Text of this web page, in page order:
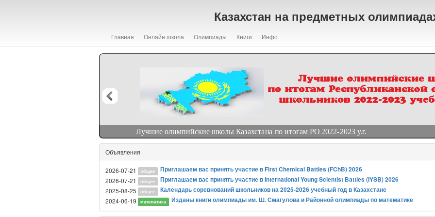
Казахстан на предметных
Главная Онлайн школа Олимпиады Книги Инфо
Лучшие олимпийские школы Казахстана по итогам РО 2022-2023 у.г.
Объявления
2026-07-21 общее Приглашаем вас принять участие в First Chemical Battles (FChB) 2026
2026-07-21 общее Приглашаем вас принять участие в International Young Scientist Battles (IYSB) 2026
2025-08-25 общее Календарь соревнований школьников на 2025-2026 учебный год в Казахстане
2024-06-19 математика Изданы книги олимпиады им. Ш. Смагулова и Районной олимпиады по математике